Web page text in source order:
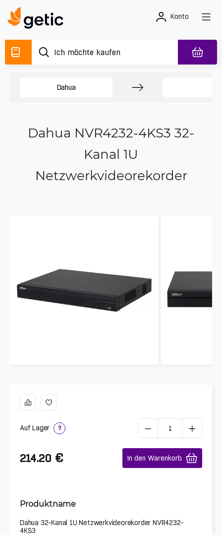
Konto
Dahua
Dahua NVR4232-4KS3 32-
Kanal 1U
Netzwerkvideorekorder
Auf Lager ?
214.20 € In den Warenkorb
Produktname
Dahua 32-Kanal 1U Netzwerkvideorekorder NVR4232-
4KS3